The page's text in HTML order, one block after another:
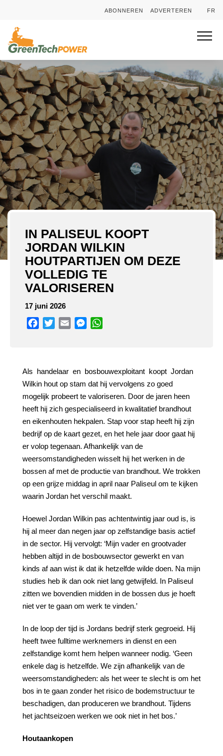
ABONNEREN ADVERTEREN FR
IN PALISEUL KOOPT
JORDAN WILKIN
HOUTPARTIJEN OM DEZE
VOLLEDIG TE
VALORISEREN
17 juni 2026
Facebook
TwitterEmail Messenger
Als handelaar en bosbouwexploitant koopt Jordan
Wilkin hout op stam dat hij vervolgens zo goed
mogelijk probeert te valoriseren. Door de jaren heen
heeft hij zich gespecialiseerd in kwalitatief brandhout
en eikenhouten hekpalen. Stap voor stap heeft hij zijn
bedrijf op de kaart gezet, en het hele jaar door gaat hij
er volop tegenaan. Afhankelijk van de
weersomstandigheden wisselt hij het werken in de
bossen af met de productie van brandhout. We trokken
op een grijze middag in april naar Paliseul om te kijken
waarin Jordan het verschil maakt.
Hoewel Jordan Wilkin pas achtentwintig jaar oud is, is
hij al meer dan negen jaar op zelfstandige basis actief
in de sector. Hij vervolgt: ‘Mijn vader en grootvader
hebben altijd in de bosbouwsector gewerkt en van
kinds af aan wist ik dat ik hetzelfde wilde doen. Na mijn
studies heb ik dan ook niet lang getwijfeld. In Paliseul
zitten we bovendien midden in de bossen dus je hoeft
niet ver te gaan om werk te vinden.’
In de loop der tijd is Jordans bedrijf sterk gegroeid. Hij
heeft twee fulltime werknemers in dienst en een
zelfstandige komt hem helpen wanneer nodig. ‘Geen
enkele dag is hetzelfde. We zijn afhankelijk van de
weersomstandigheden: als het weer te slecht is om het
bos in te gaan zonder het risico de bodemstructuur te
beschadigen, dan produceren we brandhout. Tijdens
het jachtseizoen werken we ook niet in het bos.’
Houtaankopen